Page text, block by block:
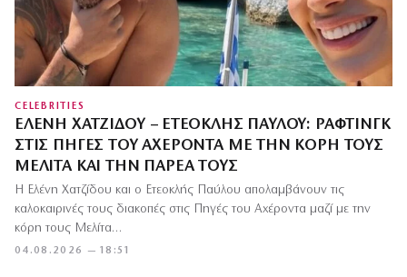
CELEBRITIES
ΕΛΈΝΗ ΧΑΤΖΊΔΟΥ – ΕΤΕΟΚΛΉΣ ΠΑΎΛΟΥ: ΡΆΦΤΙΝΓΚ
ΣΤΙΣ ΠΗΓΈΣ ΤΟΥ ΑΧΈΡΟΝΤΑ ΜΕ ΤΗΝ ΚΌΡΗ ΤΟΥΣ
ΜΕΛΊΤΑ ΚΑΙ ΤΗΝ ΠΑΡΈΑ ΤΟΥΣ
04.08.2026 — 18:51
Η Ελένη Χατζίδου και ο Ετεοκλής Παύλου απολαμβάνουν τις
καλοκαιρινές τους διακοπές στις Πηγές του Αχέροντα μαζί με την
κόρη τους Μελίτα…